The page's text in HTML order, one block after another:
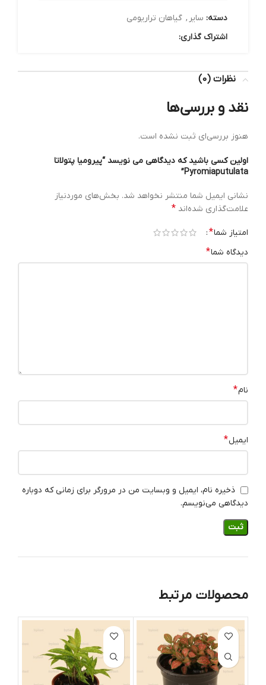
دسته: سایر , گیاهان تراریومی
اشتراک گذاری:
نظرات (0)
نقد و بررسی‌ها
هنوز بررسی‌ای ثبت نشده است.
اولین کسی باشید که دیدگاهی می نویسد “پیرومیا پتولاتا
Pyromiaputulata”
نشانی ایمیل شما منتشر نخواهد شد. بخش‌های موردنیاز
علامت‌گذاری شده‌اند *
امتیاز شما*
دیدگاه شما*
نام*
ایمیل*
ذخیره نام، ایمیل و وبسایت من در مرورگر برای زمانی که دوباره
دیدگاهی می‌نویسم.
محصولات مرتبط